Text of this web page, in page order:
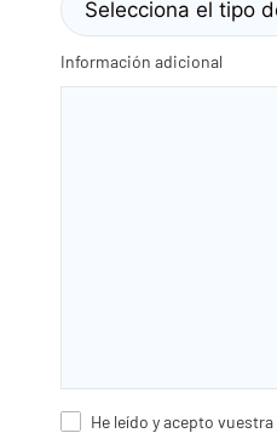
Información adicional
He leído y acepto vuestra